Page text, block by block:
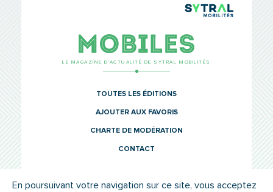
LE MAGAZINE D’ACTUALITÉ DE SYTRAL MOBILITÉS
TOUTES LES ÉDITIONS
AJOUTER AUX FAVORIS
CHARTE DE MODÉRATION
CONTACT
En poursuivant votre navigation sur ce site, vous acceptez